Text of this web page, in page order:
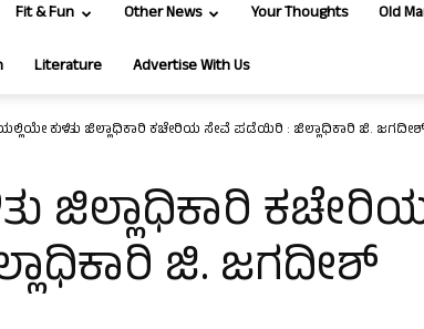
Fit & Fun Other News Your Thoughts Old
Literature Advertise With Us
ಕುಳಿತು ಜಿಲ್ಲಾಧಿಕಾರಿ ಕಚೇರಿಯ ಸೇವೆ ಪಡೆಯಿರಿ : ಜಿಲ್ಲಾಧಿಕಾರಿ ಜಿ. ಜಗದೀಶ್
ಜಿಲ್ಲಾಧಿಕಾರಿ
ಜಿ. ಜಗದೀಶ್